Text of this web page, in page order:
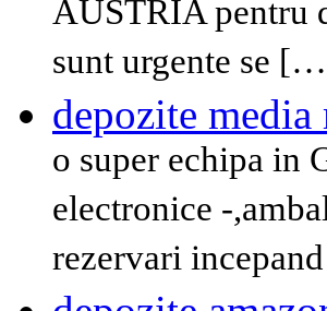
AUSTRIA pentru
sunt urgente se
depozite media
o super echipa in
electronice -
rezervari